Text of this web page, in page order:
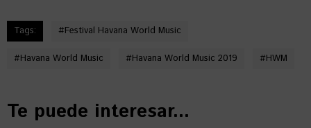
Tags: #Festival Havana World Music
#Havana World Music #Havana World Music 2019 #HWM
Te puede interesar...